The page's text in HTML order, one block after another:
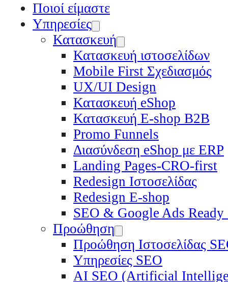
Ποιοί είμαστε
Υπηρεσίες
Κατασκευή
Κατασκευή ιστοσελίδων
Mobile First Σχεδιασμός
UX/UI Design
Κατασκευή eShop
Κατασκευή E-shop B2B
Promo Funnels
Διασύνδεση eShop με ERP
Landing Pages-CRO-first
Redesign Ιστοσελίδας
Redesign E-shop
SEO & Google Ads Ready
Προώθηση
Προώθηση Ιστοσελίδας
Υπηρεσίες SEO
ΑΙ SEO (Artificial